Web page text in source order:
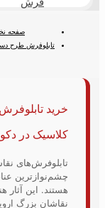
نقاشی
دکوراسیون شما
نقاشی فرانسوی از
عناصر در طراحی
هنری که با الهام از
اروپایی طراحی شده‌اند،